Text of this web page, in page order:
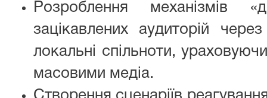
Розроблення механізмів
зацікавлених аудиторій
локальні спільноти,
масовими медіа.